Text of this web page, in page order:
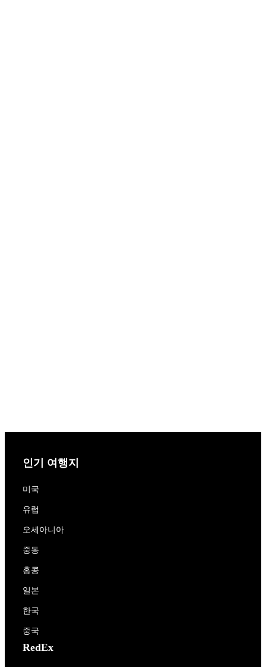
인기 여행지
미국
유럽
오세아니아
중동
홍콩
일본
한국
중국
RedEx